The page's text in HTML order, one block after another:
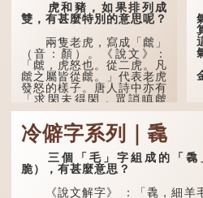
虎和豬，如果排列成
雙，有甚麼特別的意思呢？
兩隻老虎，寫成「虤」
（音：顏）。《說文》：
「虤，虎怒也。從二虎。凡
虤之屬皆從虤。」代表老虎
發怒的樣子。唐人詩中亦有
「求閑未得閑，眾誚瞋虤
虤」之句，意思是眾人的譏
諷讓人怒目而視。
兩隻豬，則為「豩」
（音：賓）。甲骨文從二
「豕」，象豬相追逐的樣
子。《同文備考》另有一說
「豩，豕亂群。」意指一
冷僻字系列｜毳
三個「毛」字組成的「毳
脆），有甚麼意思？
《說文解字》 ：「毳，細羊